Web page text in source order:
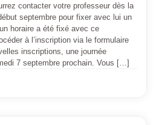
contacter votre professeur dès la
septembre pour fixer avec lui un
horaire a été fixé avec ce
à l’inscription via le formulaire
inscriptions, une journée
7 septembre prochain. Vous […]